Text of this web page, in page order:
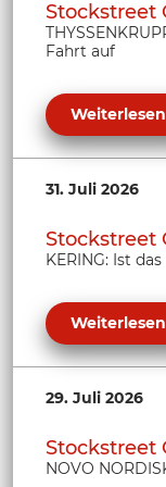
Stockstreet
Fahrt auf
31. Juli 2026
Stockstreet
KERING: Ist
29. Juli 2026
Stockstreet
NOVO